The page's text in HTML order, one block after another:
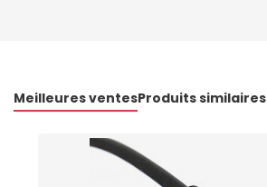
Meilleures ventesProduits similaires